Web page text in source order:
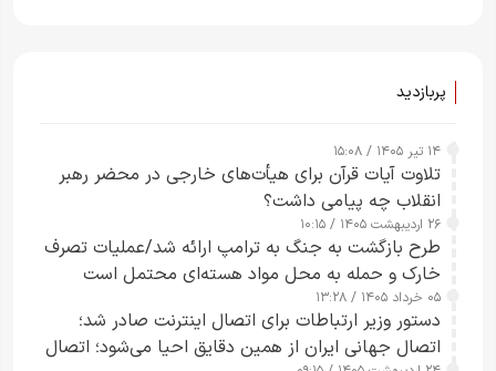
پربازدید
۱۴ تیر ۱۴۰۵ / ۱۵:۰۸
تلاوت آیات قرآن برای هیأت‌های خارجی در محضر رهبر
انقلاب چه پیامی داشت؟
۲۶ اردیبهشت ۱۴۰۵ / ۱۰:۱۵
طرح‌ بازگشت به جنگ به ترامپ ارائه شد/عملیات تصرف
خارک و حمله به محل مواد هسته‌ای محتمل است
۰۵ خرداد ۱۴۰۵ / ۱۳:۲۸
دستور وزیر ارتباطات برای اتصال اینترنت صادر شد؛
اتصال جهانی ایران از همین دقایق احیا می‌شود؛ اتصال